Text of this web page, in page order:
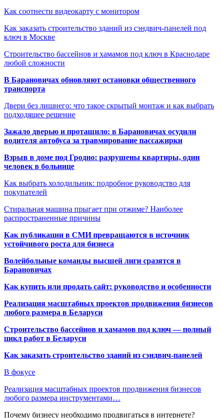
Как соотнести видеокарту с монитором
Как заказать строительство зданий из сэндвич-панелей под
ключ в Москве
Строительство бассейнов и хамамов под ключ в Краснодаре
любой сложности
В Барановичах обновляют остановки общественного
транспорта
Двери без лишнего: что такое скрытый монтаж и как выбрать
подходящее решение
Зажало дверью и протащило: в Барановичах осудили
водителя автобуса за травмирование пассажирки
Взрыв в доме под Гродно: разрушены квартиры, один
человек в больнице
Как выбрать холодильник: подробное руководство для
покупателей
Стиральная машина прыгает при отжиме? Наиболее
распространенные причины
Как публикации в СМИ превращаются в источник
устойчивого роста для бизнеса
Волейбольные команды высшей лиги сразятся в
Барановичах
Как купить или продать сайт: руководство и особенности
Реализация масштабных проектов продвижения бизнесов
любого размера в Беларуси
Строительство бассейнов и хамамов под ключ — полный
цикл работ в Беларуси
Как заказать строительство зданий из сэндвич-панелей
В фокусе
Реализация масштабных проектов продвижения бизнесов
любого размера инструментами…
Почему бизнесу необходимо продвигаться в интернете?